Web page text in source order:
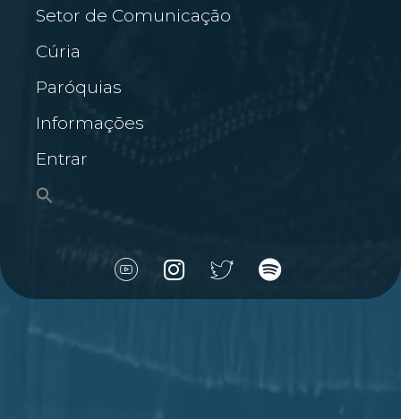
Setor de Comunicação
Cúria
Paróquias
Informações
Entrar